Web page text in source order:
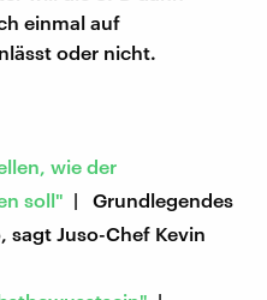
einmal auf
oder nicht.
wie der
soll" | Grundlegendes
sagt Juso-Chef Kevin